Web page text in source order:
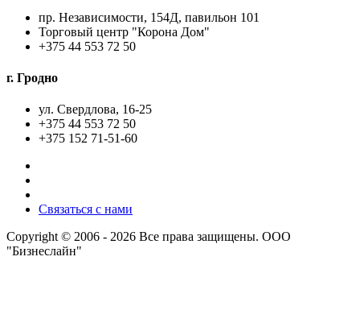
пр. Независимости, 154Д, павильон 101
Торговый центр "Корона Дом"
+375 44 553 72 50
г. Гродно
ул. Свердлова, 16-25
+375 44 553 72 50
+375 152 71-51-60
Связаться с нами
Copyright © 2006 - 2026 Все права защищены. ООО
"Бизнеслайн"